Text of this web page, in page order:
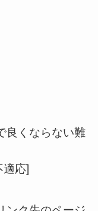
良くならない難
適応]